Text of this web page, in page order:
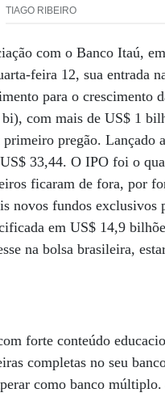
TIAGO RIBEIRO
com o Banco Itaú,
feira 12, sua entrada
para o crescimento
com mais de US$ 1
pregão. Lançado
33,44. O IPO foi o
ficaram de fora, por
novos fundos exclusivos
em US$ 14,9
na bolsa brasileira,
forte conteúdo
completas no seu
como banco